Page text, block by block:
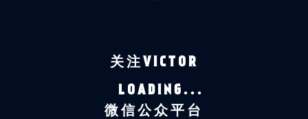
关注VICTOR
LOADING...
微信公众平台